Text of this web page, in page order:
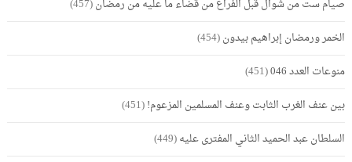
صيام ست من شوال قبل الفراغ من قضاء ما عليه من رمضان(457)
الخمر ورمضان إبراهيم بيدون(454)
منوعات العدد 046
(451)
بين عنف الغرب الثابت وعنف المسلمين المزعوم!(451)
السلطان عبد الحميد الثاني المفترى عليه(449)